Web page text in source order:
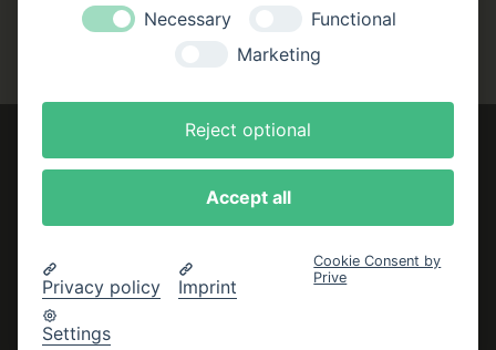
Impressum
Datenschutzerklärung
Necessary
Functional
Marketing
Reject optional
Accept all
Privacy policy Imprint
Settings
Cookie Consent by
Prive